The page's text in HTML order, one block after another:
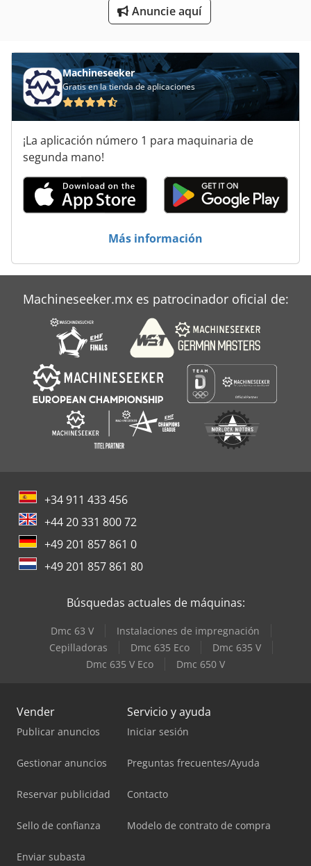
Anuncie aquí
Machineseeker
Gratis en la tienda de aplicaciones
¡La aplicación número 1 para maquinaria de
segunda mano!
Más información
Machineseeker.mx es patrocinador oficial de:
+34 911 433 456
+44 20 331 800 72
+49 201 857 861 0
+49 201 857 861 80
Búsquedas actuales de máquinas:
Dmc 63 V
Instalaciones de impregnación
Cepilladoras
Dmc 635 Eco
Dmc 635 V
Dmc 635 V Eco
Dmc 650 V
Vender
Publicar anuncios
Gestionar anuncios
Reservar publicidad
Sello de confianza
Enviar subasta
Servicio y ayuda
Iniciar sesión
Preguntas frecuentes/Ayuda
Contacto
Modelo de contrato de compra